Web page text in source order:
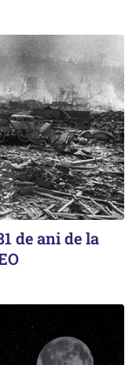
de ani de la